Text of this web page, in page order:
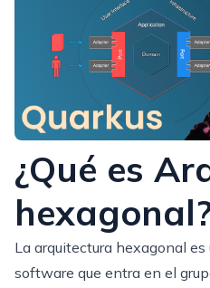
¿Qué es
La arquitectura hexagonal es
software que entra en el